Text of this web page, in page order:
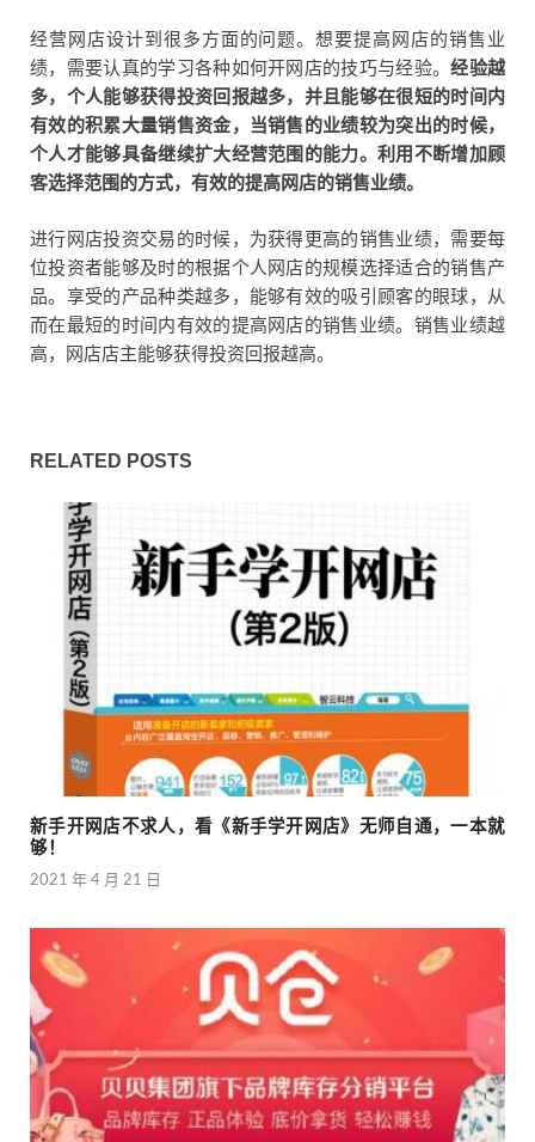
经营网店设计到很多方面的问题。想要提高网店的销售业
绩，需要认真的学习各种如何开网店的技巧与经验。经验越
多，个人能够获得投资回报越多，并且能够在很短的时间内
有效的积累大量销售资金，当销售的业绩较为突出的时候，
个人才能够具备继续扩大经营范围的能力。利用不断增加顾
客选择范围的方式，有效的提高网店的销售业绩。
进行网店投资交易的时候，为获得更高的销售业绩，需要每
位投资者能够及时的根据个人网店的规模选择适合的销售产
品。享受的产品种类越多，能够有效的吸引顾客的眼球，从
而在最短的时间内有效的提高网店的销售业绩。销售业绩越
高，网店店主能够获得投资回报越高。
RELATED POSTS
新手开网店不求人，看《新手学开网店》无师自通，一本就
够！
2021 年 4 月 21 日